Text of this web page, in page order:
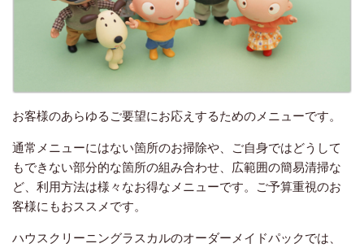
お客様のあらゆるご要望にお応えするためのメニューです。
通常メニューにはない箇所のお掃除や、ご自身ではどうして
もできない部分的な箇所の組み合わせ、広範囲の簡易清掃な
ど、利用方法は様々なお得なメニューです。ご予算重視のお
客様にもおススメです。
ハウスクリーニングラスカルのオーダーメイドパックでは、